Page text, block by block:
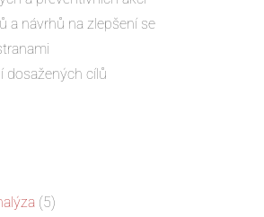
a návrhů na zlepšení se
dosažených cílů
(5)